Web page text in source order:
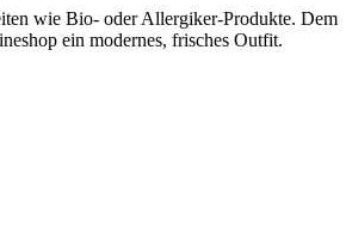
wie Bio- oder Allergiker-Produkte. Dem
ein modernes, frisches Outfit.